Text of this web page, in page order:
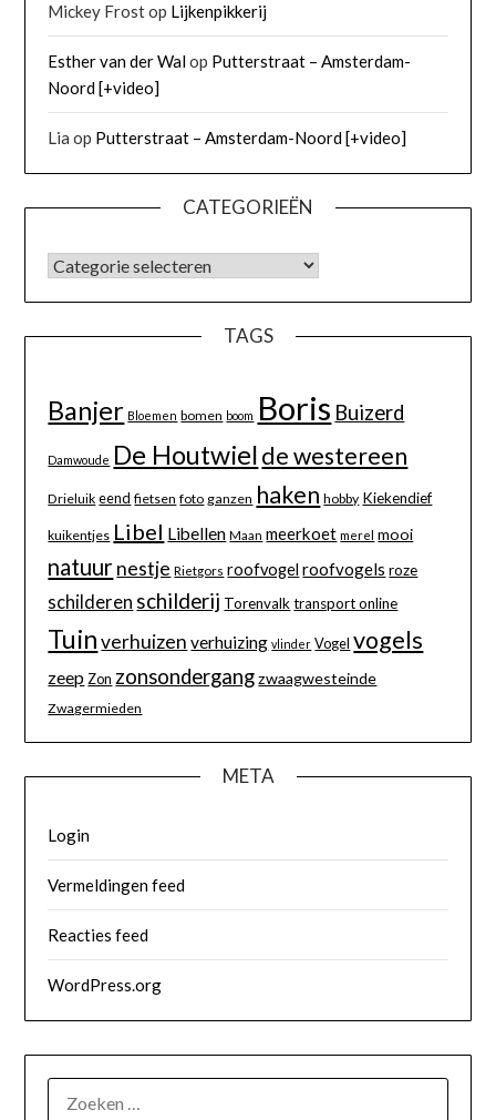
Mickey Frostop Lijkenpikkerij
Esther van der Walop Putterstraat – Amsterdam-
Noord [+video]
Lia op Putterstraat – Amsterdam-Noord [+video]
CATEGORIEËN
TAGS
Banjer Bloemen bomen boom Boris Buizerd
Damwoude De Houtwielde westereen
Drieluik eend fietsen foto ganzen haken hobby Kiekendief
kuikentjes Libel Libellen Maan meerkoet merel mooi
natuurnestje Rietgors roofvogel roofvogels roze
schilderen schilderij Torenvalk transport online
Tuin verhuizen verhuizing vlinder Vogel vogels
zeep Zon zonsondergang zwaagwesteinde
Zwagermieden
META
Login
Vermeldingen feed
Reacties feed
WordPress.org